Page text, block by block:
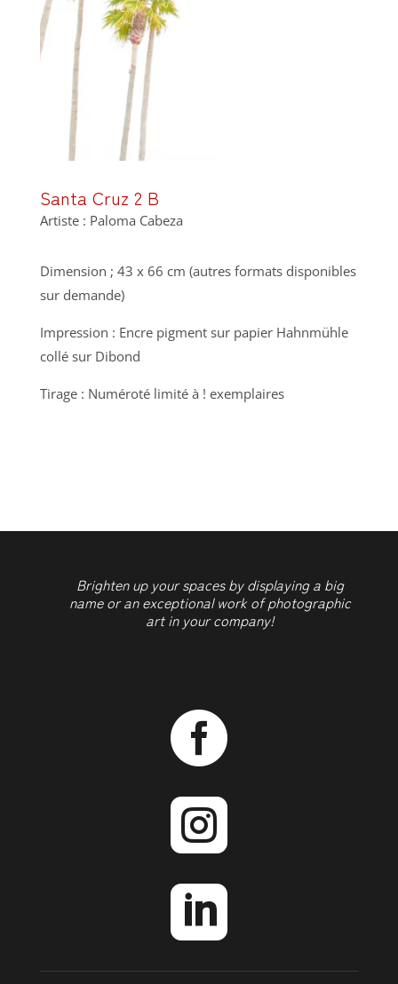
Santa Cruz 2 B
Artiste : Paloma Cabeza
Dimension ; 43 x 66 cm (autres formats disponibles
sur demande)
Impression : Encre pigment sur papier Hahnmühle
collé sur Dibond
Tirage : Numéroté limité à ! exemplaires
Brighten up your spaces by displaying a big
name or an exceptional work of photographic
art in your company!


